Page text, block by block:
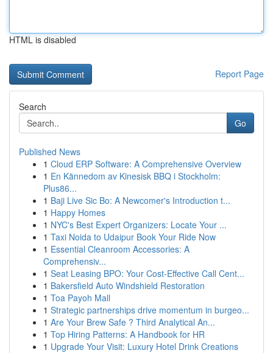
HTML is disabled
Report Page
Search
Go
Published News
1 Cloud ERP Software: A Comprehensive Overview
1 En Kännedom av Kinesisk BBQ i Stockholm:
Plus86...
1 Baji Live Sic Bo: A Newcomer's Introduction t...
1 Happy Homes
1 NYC's Best Expert Organizers: Locate Your ...
1 Taxi Noida to Udaipur Book Your Ride Now
1 Essential Cleanroom Accessories: A
Comprehensiv...
1 Seat Leasing BPO: Your Cost-Effective Call Cent...
1 Bakersfield Auto Windshield Restoration
1 Toa Payoh Mall
1 Strategic partnerships drive momentum in burgeo...
1 Are Your Brew Safe ? Third Analytical An...
1 Top Hiring Patterns: A Handbook for HR
1 Upgrade Your Visit: Luxury Hotel Drink Creations